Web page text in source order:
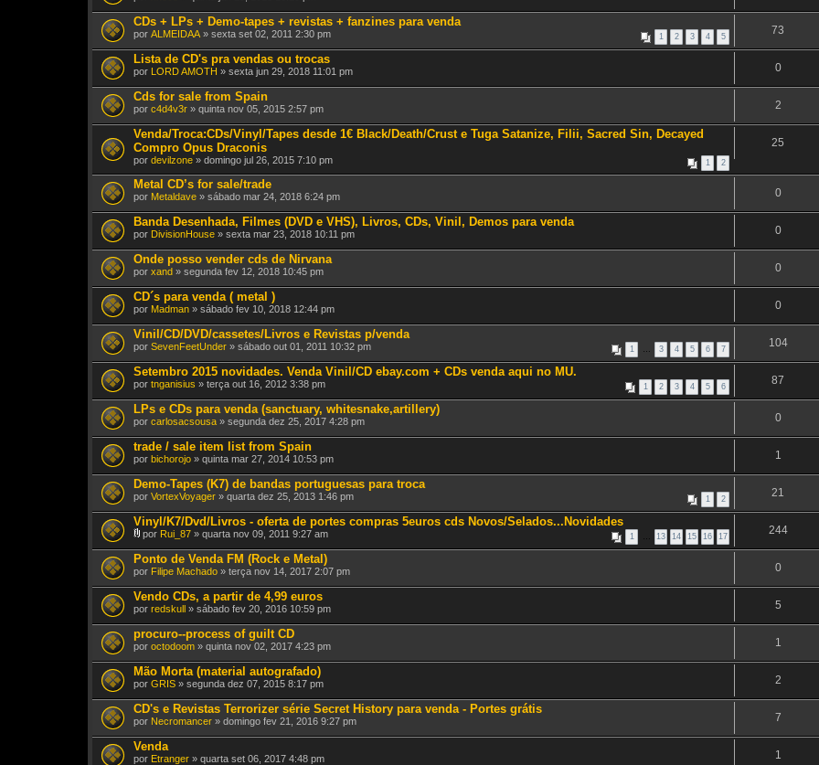
CDs + LPs + Demo-tapes + revistas + fanzines para venda
1 2 3 4 5
por ALMEIDAA » sexta set 02, 2011 2:30 pm 73
Lista de CD's pra vendas ou trocas
por LORD AMOTH » sexta jun 29, 2018 11:01 pm 0
Cds for sale from Spain
por c4d4v3r » quinta nov 05, 2015 2:57 pm 2
Venda/Troca:CDs/Vinyl/Tapes desde 1€ Black/Death/Crust e Tuga Satanize, Filii, Sacred Sin, Decayed
Compro Opus Draconis
1 2
por devilzone » domingo jul 26, 2015 7:10 pm
25
Metal CD’s for sale/trade
por Metaldave » sábado mar 24, 2018 6:24 pm 0
Banda Desenhada, Filmes (DVD e VHS), Livros, CDs, Vinil, Demos para venda
por DivisionHouse » sexta mar 23, 2018 10:11 pm 0
Onde posso vender cds de Nirvana
por xand » segunda fev 12, 2018 10:45 pm 0
CD´s para venda ( metal )
por Madman » sábado fev 10, 2018 12:44 pm 0
Vinil/CD/DVD/cassetes/Livros e Revistas p/venda
1 3 4 5 6 7
por SevenFeetUnder » sábado out 01, 2011 10:32 pm 104
Setembro 2015 novidades. Venda Vinil/CD ebay.com + CDs venda aqui no MU.
1 2 3 4 5 6
por tnganisius » terça out 16, 2012 3:38 pm 87
LPs e CDs para venda (sanctuary, whitesnake,artillery)
por carlosacsousa » segunda dez 25, 2017 4:28 pm 0
trade / sale item list from Spain
por bichorojo » quinta mar 27, 2014 10:53 pm 1
Demo-Tapes (K7) de bandas portuguesas para troca
1 2
por VortexVoyager » quarta dez 25, 2013 1:46 pm 21
Vinyl/K7/Dvd/Livros - oferta de portes compras 5euros cds Novos/Selados...Novidades
1 13 14 15 16 17
A
n
e
x
o
(
s
por Rui_87 » quarta nov 09, 2011 9:27 am 244
Ponto de Venda FM (Rock e Metal)
por Filipe Machado » terça nov 14, 2017 2:07 pm 0
Vendo CDs, a partir de 4,99 euros
por redskull » sábado fev 20, 2016 10:59 pm 5
procuro--process of guilt CD
por octodoom » quinta nov 02, 2017 4:23 pm 1
Mão Morta (material autografado)
por GRIS » segunda dez 07, 2015 8:17 pm 2
CD's e Revistas Terrorizer série Secret History para venda - Portes grátis
por Necromancer » domingo fev 21, 2016 9:27 pm 7
Venda
por Etranger » quarta set 06, 2017 4:48 pm 1